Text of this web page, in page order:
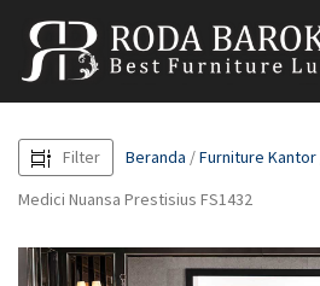
Filter Beranda /Furniture Kantor
Medici Nuansa Prestisius FS1432